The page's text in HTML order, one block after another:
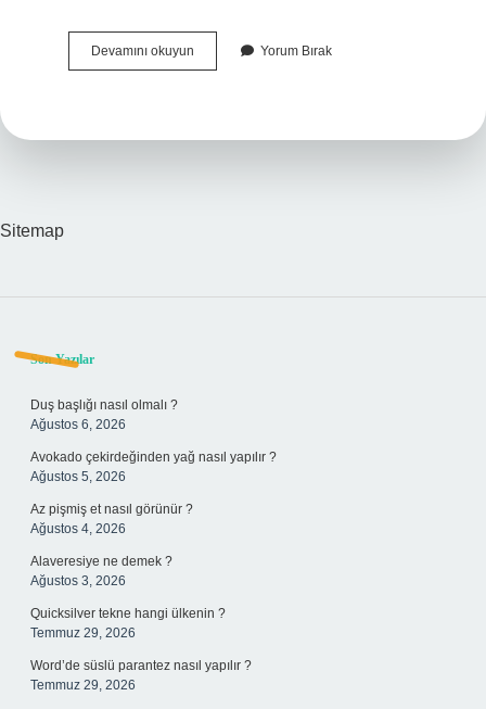
Devamını okuyun
At
Yorum Bırak
Sitemap
Sidebar
Son Yazılar
Duş başlığı nasıl olmalı ?
Ağustos 6, 2026
Avokado çekirdeğinden yağ nasıl yapılır ?
Ağustos 5, 2026
Az pişmiş et nasıl görünür ?
Ağustos 4, 2026
Alaveresiye ne demek ?
Ağustos 3, 2026
Quicksilver tekne hangi ülkenin ?
Temmuz 29, 2026
Word’de süslü parantez nasıl yapılır ?
Temmuz 29, 2026